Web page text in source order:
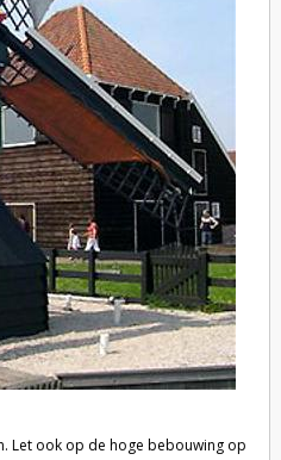
Let ook op de hoge bebouwing op